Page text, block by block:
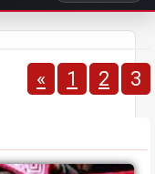
« 1 2 3